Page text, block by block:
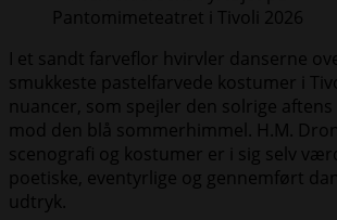
I et sandt farveflor hvirvler danserne
smukkeste pastelfarvede kostumer i
nuancer, som spejler den solrige
mod den blå sommerhimmel. H.M.
scenografi og kostumer er i sig selv
poetiske, eventyrlige og gennemført
udtryk.